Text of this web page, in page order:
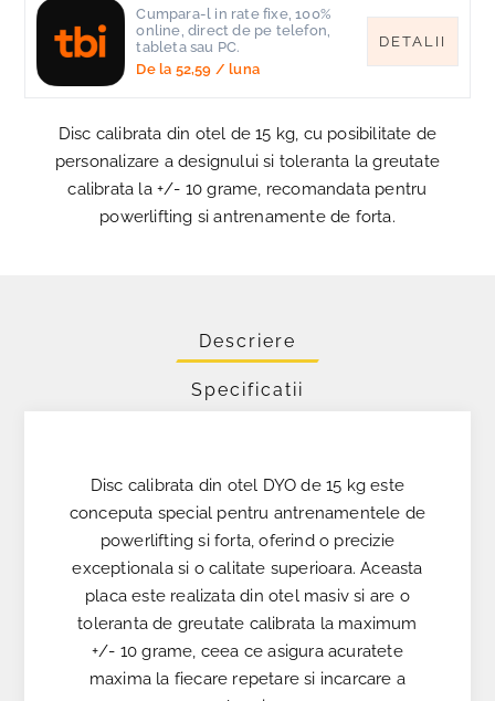
Cumpara-l in rate fixe, 100%
online, direct de pe telefon,
tableta sau PC.
De la 52,59 / luna
DETALII
Disc calibrata din otel de 15 kg, cu posibilitate de
personalizare a designului si toleranta la greutate
calibrata la +/- 10 grame, recomandata pentru
powerlifting si antrenamente de forta.
Descriere
Specificatii
Disc calibrata din otel DYO de 15 kg este
conceputa special pentru antrenamentele de
powerlifting si forta, oferind o precizie
exceptionala si o calitate superioara. Aceasta
placa este realizata din otel masiv si are o
toleranta de greutate calibrata la maximum
+/- 10 grame, ceea ce asigura acuratete
maxima la fiecare repetare si incarcare a